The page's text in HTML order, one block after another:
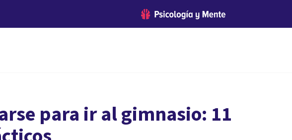
para ir al gimnasio: 11